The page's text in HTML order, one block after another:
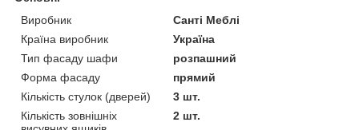
Виробник
Санті Меблі
Країна виробник
Україна
Тип фасаду шафи
розпашний
Форма фасаду
прямий
Кількість стулок (дверей)
3 шт.
Кількість зовнішніх
2 шт.